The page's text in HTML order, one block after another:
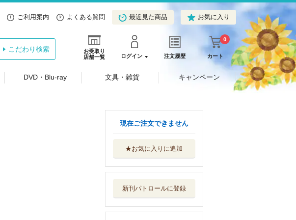
ご利用案内 よくある質問 最近見た商品 お気に入り
お受取り
店舗一覧
ログイン 注文履歴 カート
0
こだわり検索
DVD・Blu-ray 文具・雑貨 キャンペーン
現在ご注文できません
★お気に入りに追加
新刊パトロールに登録
日本の名城データ
ブック２００ ...
東京＆関東開運神
実業之日本社